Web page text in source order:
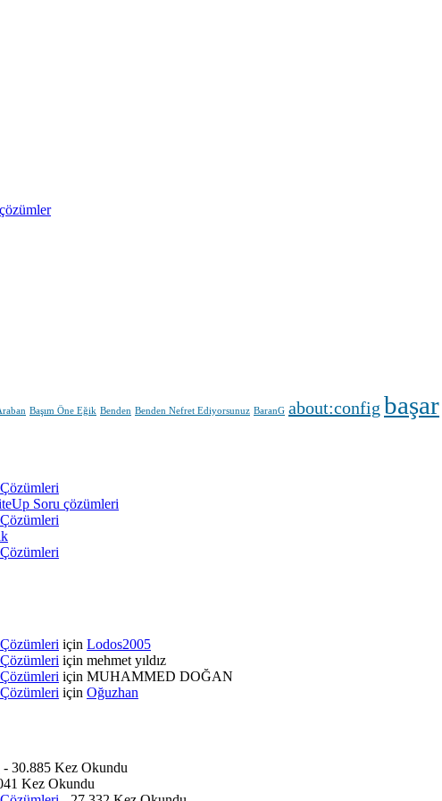
Başım Öne Eğik Benden Benden Nefret Ediyorsunuz BaranG about:config başar
Soru çözümleri
için Lodos2005
için mehmet yıldız
için MUHAMMED DOĞAN
için Oğuzhan
- 30.885 Kez Okundu
Kez Okundu